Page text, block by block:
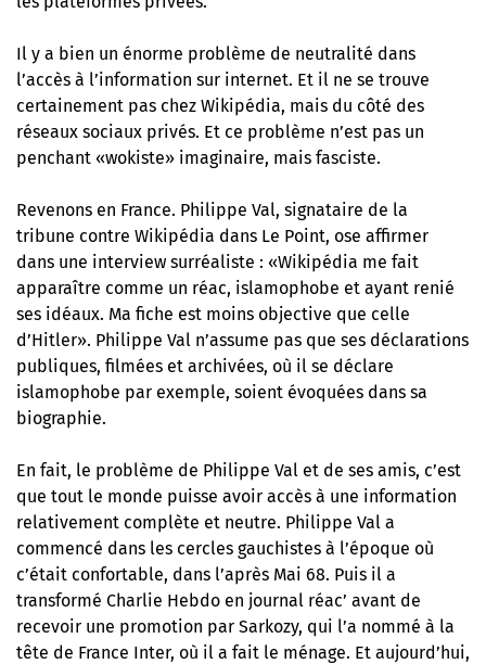
Il y a bien un énorme problème de neutralité dans
l’accès à l’information sur internet. Et il ne se trouve
certainement pas chez Wikipédia, mais du côté des
réseaux sociaux privés. Et ce problème n’est pas un
penchant «wokiste» imaginaire, mais fasciste.
Revenons en France. Philippe Val, signataire de la
tribune contre Wikipédia dans Le Point, ose affirmer
dans une interview surréaliste : «Wikipédia me fait
apparaître comme un réac, islamophobe et ayant renié
ses idéaux. Ma fiche est moins objective que celle
d’Hitler». Philippe Val n’assume pas que ses déclarations
publiques, filmées et archivées, où il se déclare
islamophobe par exemple, soient évoquées dans sa
biographie.
En fait, le problème de Philippe Val et de ses amis, c’est
que tout le monde puisse avoir accès à une information
relativement complète et neutre. Philippe Val a
commencé dans les cercles gauchistes à l’époque où
c’était confortable, dans l’après Mai 68. Puis il a
transformé Charlie Hebdo en journal réac’ avant de
recevoir une promotion par Sarkozy, qui l’a nommé à la
tête de France Inter, où il a fait le ménage. Et aujourd’hui,